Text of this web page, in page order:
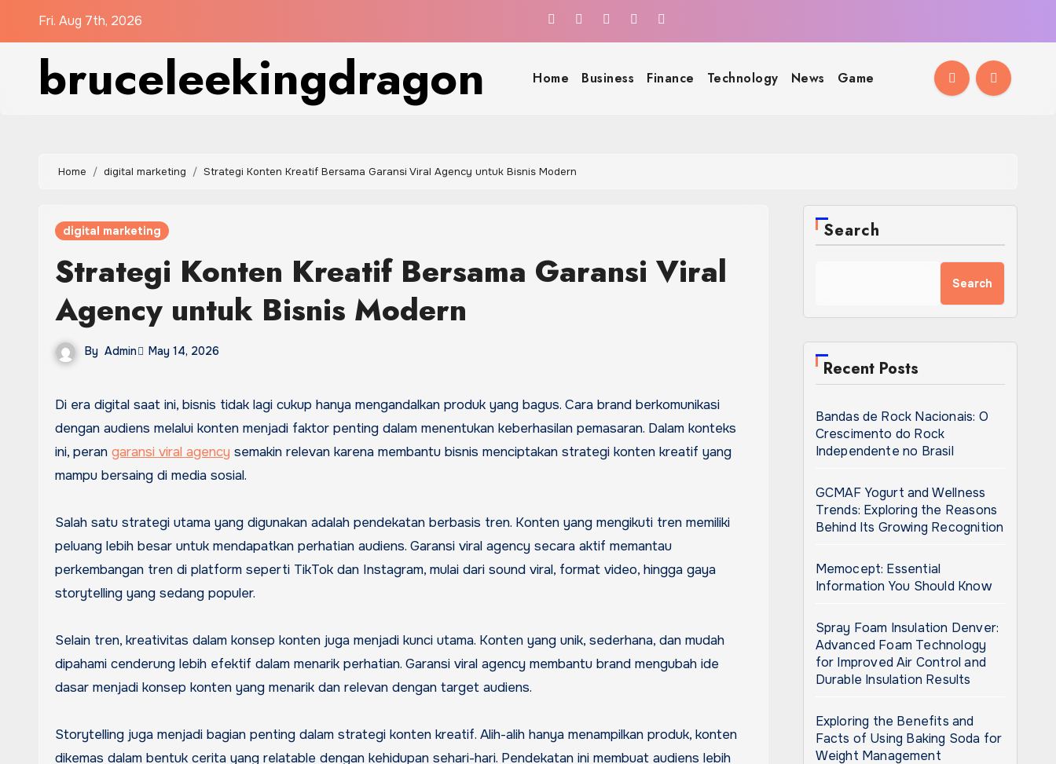
Fri. Aug 7th, 2026
bruceleekingdragon Home Business Finance Technology News Game
Home digital marketing Strategi Konten Kreatif Bersama Garansi Viral Agency untuk Bisnis Modern
digital marketing
Strategi Konten Kreatif Bersama Garansi Viral
Agency untuk Bisnis Modern
By Admin May 14, 2026
Di era digital saat ini, bisnis tidak lagi cukup hanya mengandalkan produk yang bagus. Cara brand berkomunikasi
dengan audiens melalui konten menjadi faktor penting dalam menentukan keberhasilan pemasaran. Dalam konteks
ini, peran garansi viral agency semakin relevan karena membantu bisnis menciptakan strategi konten kreatif yang
mampu bersaing di media sosial.
Salah satu strategi utama yang digunakan adalah pendekatan berbasis tren. Konten yang mengikuti tren memiliki
peluang lebih besar untuk mendapatkan perhatian audiens. Garansi viral agency secara aktif memantau
perkembangan tren di platform seperti TikTok dan Instagram, mulai dari sound viral, format video, hingga gaya
storytelling yang sedang populer.
Selain tren, kreativitas dalam konsep konten juga menjadi kunci utama. Konten yang unik, sederhana, dan mudah
dipahami cenderung lebih efektif dalam menarik perhatian. Garansi viral agency membantu brand mengubah ide
dasar menjadi konsep konten yang menarik dan relevan dengan target audiens.
Storytelling juga menjadi bagian penting dalam strategi konten kreatif. Alih-alih hanya menampilkan produk, konten
dikemas dalam bentuk cerita yang relatable dengan kehidupan sehari-hari. Pendekatan ini membuat audiens lebih
Search
Search
Recent Posts
Bandas de Rock Nacionais: O
Crescimento do Rock
Independente no Brasil
GCMAF Yogurt and Wellness
Trends: Exploring the Reasons
Behind Its Growing Recognition
Memocept: Essential
Information You Should Know
Spray Foam Insulation Denver:
Advanced Foam Technology
for Improved Air Control and
Durable Insulation Results
Exploring the Benefits and
Facts of Using Baking Soda for
Weight Management